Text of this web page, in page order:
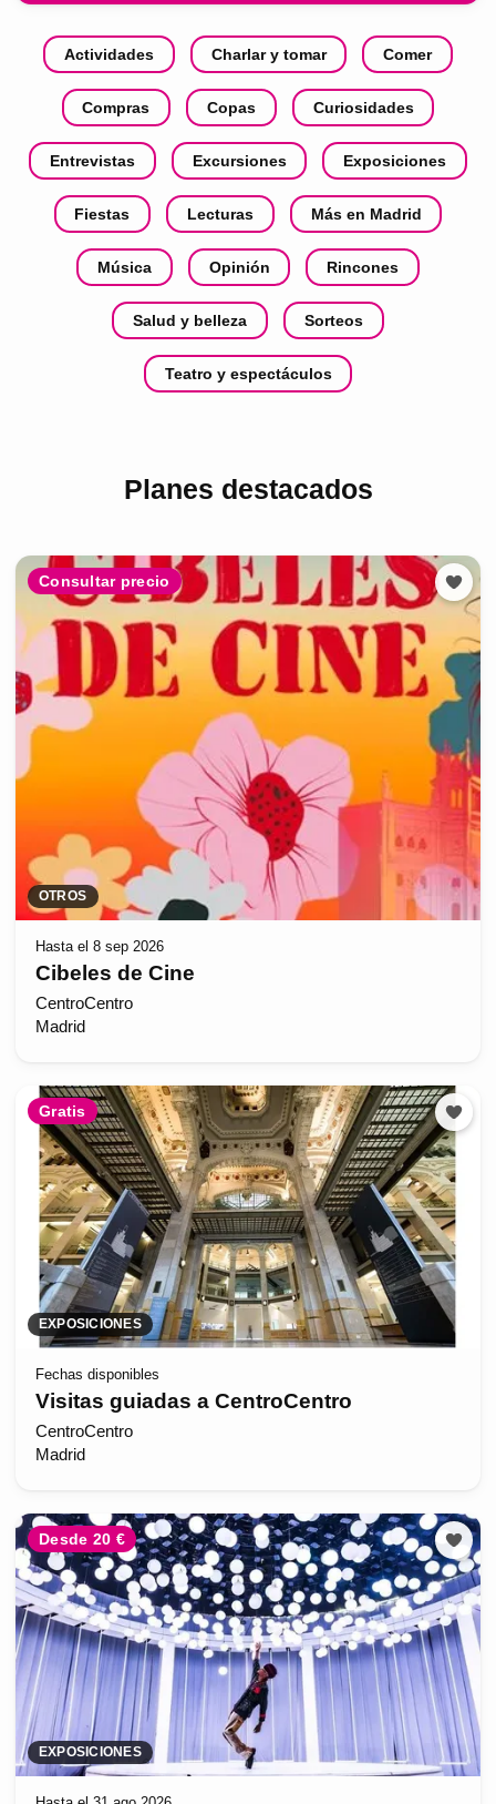
Actividades Charlar y tomar Comer
Compras Copas Curiosidades
Entrevistas Excursiones Exposiciones
Fiestas Lecturas Más en Madrid
Música Opinión Rincones
Salud y belleza Sorteos
Teatro y espectáculos
Planes destacados
Consultar precio
OTROS
Hasta el 8 sep 2026
Cibeles de Cine
CentroCentro
Madrid
Gratis
EXPOSICIONES
Fechas disponibles
Visitas guiadas a CentroCentro
CentroCentro
Madrid
Desde 20 €
EXPOSICIONES